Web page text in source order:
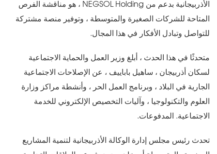
الأذربيجانية بدعم من NEGSOL Holding ، هو مناقشة الفرص
المتاحة للشركات الصغيرة والمتوسطة ، وتوفير منصة مشتركة
للتواصل وتبادل الأفكار في هذا المجال.
متحدثًا في هذا الحدث ، أبلغ وزير العمل والحماية الاجتماعية
لسكان أذربيجان ، ساهيل باباييف ، عن الإصلاحات الاجتماعية
الجارية في البلاد ، وبرنامج العمل الحر ، وأنشطة مراكز وزارة
العلوم والتكنولوجيا ، وآليات التخصيص الإلكتروني للخدمة
الاجتماعية. المدفوعات.
تحدث رئيس مجلس إدارة الوكالة الأذربيجانية لتنمية المشاريع